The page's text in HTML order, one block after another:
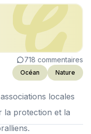
718 commentaires
Océan Nature
locales
la protection et la